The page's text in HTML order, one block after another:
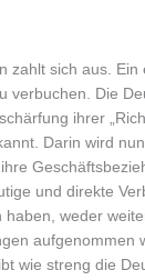
zahlt sich aus. Ein
verbuchen. Die
ihrer
Darin wird
und direkte
haben, weder
aufgenommen
wie streng die